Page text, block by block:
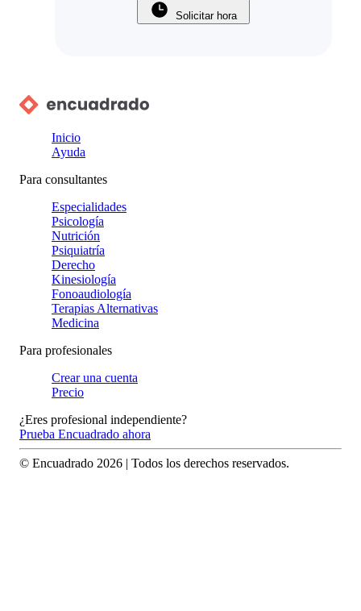
Solicitar hora
Inicio
Ayuda
Para consultantes
Especialidades
Psicología
Nutrición
Psiquiatría
Derecho
Kinesiología
Fonoaudiología
Terapias Alternativas
Medicina
Para profesionales
Crear una cuenta
Precio
¿Eres profesional independiente?
Prueba Encuadrado ahora
© Encuadrado 2026 | Todos los derechos reservados.